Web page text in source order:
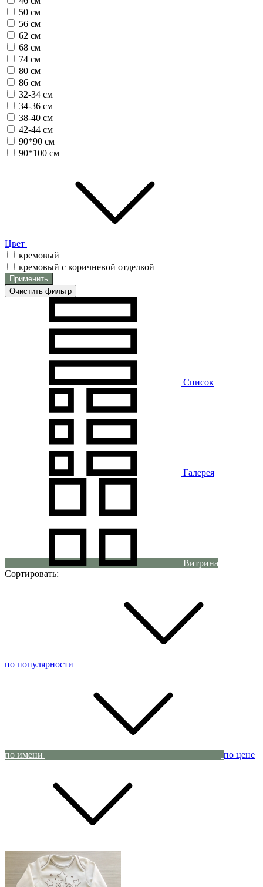
50 см
56 см
62 см
68 см
74 см
80 см
86 см
32-34 см
34-36 см
38-40 см
42-44 см
90*90 см
90*100 см
Цвет
кремовый
кремовый с коричневой отделкой
Применить
Очистить фильтр
Список
Галерея
Витрина
Сортировать:
по популярности
по имени по цене